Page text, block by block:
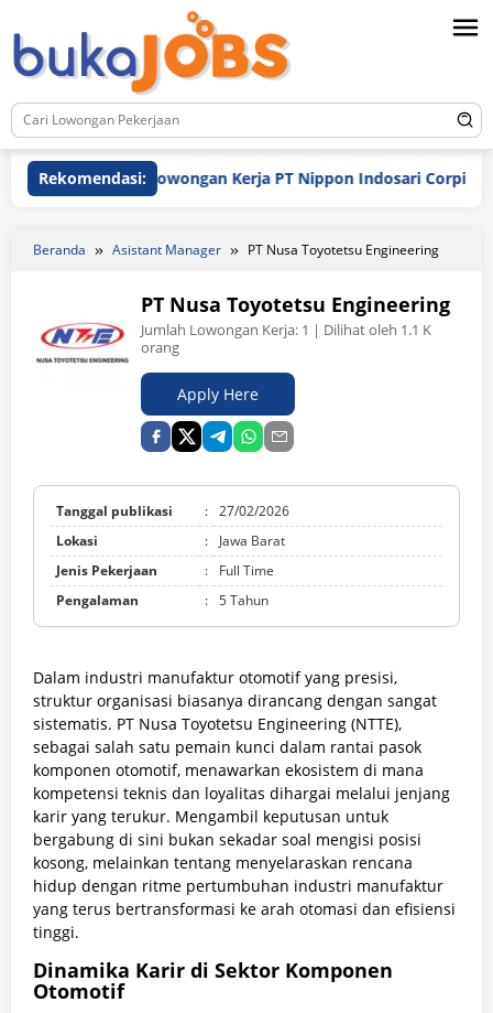
ke
konten
Rekomendasi:Lowongan Kerja PT Nippon Indosari Corpindo Tbk.
Beranda Asistant Manager PT Nusa Toyotetsu Engineering
PT Nusa Toyotetsu Engineering
Jumlah Lowongan Kerja: 1 | Dilihat oleh 1.1 K
orang
Apply Here
Tanggal publikasi : 27/02/2026
Lokasi
:
Jawa Barat
Jenis Pekerjaan
:
Full Time
Pengalaman
: 5 Tahun
Dalam industri manufaktur otomotif yang presisi,
struktur organisasi biasanya dirancang dengan sangat
sistematis. PT Nusa Toyotetsu Engineering (NTTE),
sebagai salah satu pemain kunci dalam rantai pasok
komponen otomotif, menawarkan ekosistem di mana
kompetensi teknis dan loyalitas dihargai melalui jenjang
karir yang terukur. Mengambil keputusan untuk
bergabung di sini bukan sekadar soal mengisi posisi
kosong, melainkan tentang menyelaraskan rencana
hidup dengan ritme pertumbuhan industri manufaktur
yang terus bertransformasi ke arah otomasi dan efisiensi
tinggi.
Dinamika Karir di Sektor Komponen
Otomotif